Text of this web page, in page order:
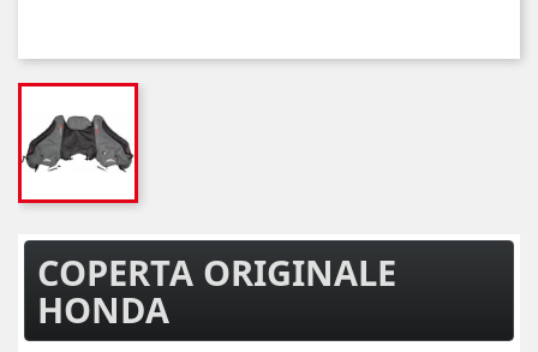
COPERTA ORIGINALE
HONDA